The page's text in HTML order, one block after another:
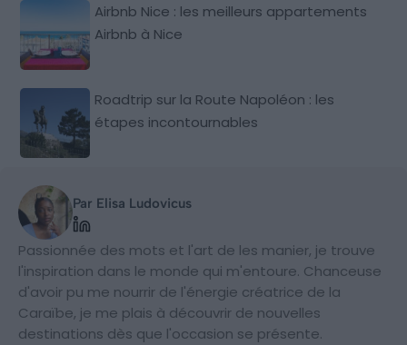
Airbnb Nice : les meilleurs appartements
Airbnb à Nice
Roadtrip sur la Route Napoléon : les
étapes incontournables
Par Elisa Ludovicus
Passionnée des mots et l'art de les manier, je trouve
l'inspiration dans le monde qui m'entoure. Chanceuse
d'avoir pu me nourrir de l'énergie créatrice de la
Caraïbe, je me plais à découvrir de nouvelles
destinations dès que l'occasion se présente.